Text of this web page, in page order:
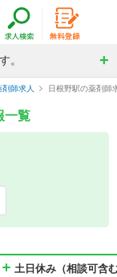
。
師求人 日根野駅の薬剤師
一覧
土日休み（相談可含